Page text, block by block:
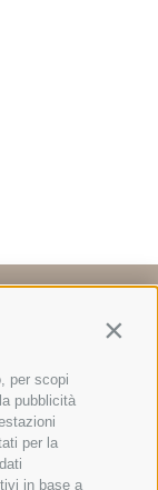
per scopi
pubblicità
per la
in base a